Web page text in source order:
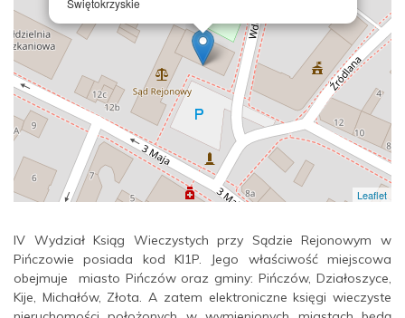
Świętokrzyskie
Leaflet
IV Wydział Ksiąg Wieczystych przy Sądzie Rejonowym w
Pińczowie posiada kod KI1P. Jego właściwość miejscowa
obejmuje miasto Pińczów oraz gminy: Pińczów, Działoszyce,
Kije, Michałów, Złota. A zatem elektroniczne księgi wieczyste